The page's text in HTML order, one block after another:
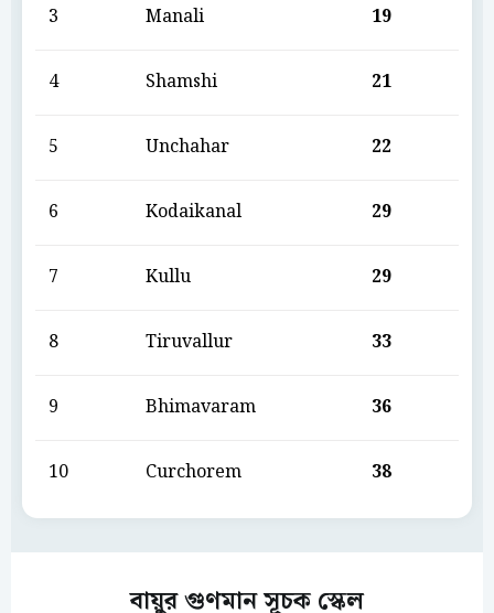
3 Manali 19
4 Shamshi 21
5 Unchahar 22
6 Kodaikanal 29
7 Kullu 29
8 Tiruvallur 33
9 Bhimavaram 36
10 Curchorem 38
বায়ুর গুণমান সূচক স্কেল